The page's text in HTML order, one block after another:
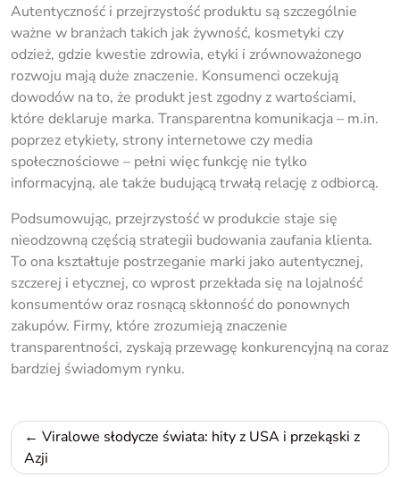
Autentyczność i przejrzystość produktu są szczególnie
ważne w branżach takich jak żywność, kosmetyki czy
odzież, gdzie kwestie zdrowia, etyki i zrównoważonego
rozwoju mają duże znaczenie. Konsumenci oczekują
dowodów na to, że produkt jest zgodny z wartościami,
które deklaruje marka. Transparentna komunikacja – m.in.
poprzez etykiety, strony internetowe czy media
społecznościowe – pełni więc funkcję nie tylko
informacyjną, ale także budującą trwałą relację z odbiorcą.
Podsumowując, przejrzystość w produkcie staje się
nieodzowną częścią strategii budowania zaufania klienta.
To ona kształtuje postrzeganie marki jako autentycznej,
szczerej i etycznej, co wprost przekłada się na lojalność
konsumentów oraz rosnącą skłonność do ponownych
zakupów. Firmy, które zrozumieją znaczenie
transparentności, zyskają przewagę konkurencyjną na coraz
bardziej świadomym rynku.
Nawigacja
wpisu
Viralowe słodycze świata: hity z USA i przekąski z
Azji